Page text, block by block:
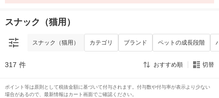
スナック（猫用）
スナック（猫用） カテゴリ ブランド ペットの成長段階
317 件 おすすめ順 切替
ポイント等は原則として税抜金額に基づいて付与されます。付与数や付与率が表示より少ない
場合があるので、最新情報はカート画面でご確認ください。